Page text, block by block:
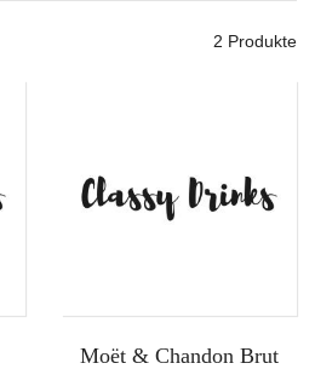
2 Produkte
Moët & Chandon Brut